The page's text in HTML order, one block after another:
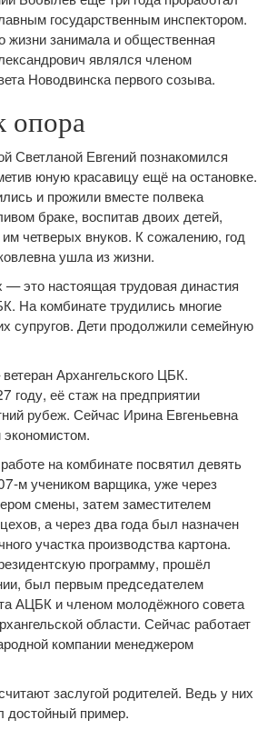
государственным инспектором.
жизни занимала и общественная
являлся членом
Новодвинска первого созыва.
опора
Светланой Евгений познакомился
юную красавицу ещё на остановке.
и прожили вместе полвека
браке, воспитав двоих детей,
четверых внуков. К сожалению, год
ушла из жизни.
это настоящая трудовая династия
На комбинате трудились многие
супругов. Дети продолжили семейную
Архангельского ЦБК.
году, её стаж на предприятии
рубеж. Сейчас Ирина Евгеньевна
на комбинате посвятил девять
м учеником варщика, уже через
смены, затем заместителем
а через два года был назначен
участка производства картона.
программу, прошёл
был первым председателем
АЦБК и членом молодёжного совета
области. Сейчас работает
компании менеджером
заслугой родителей. Ведь у них
достойный пример.